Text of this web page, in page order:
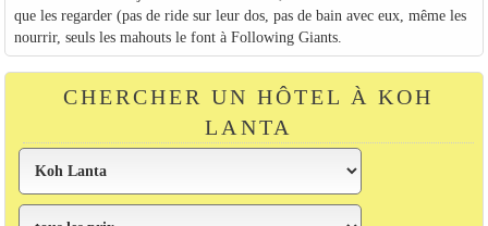
que les regarder (pas de ride sur leur dos, pas de bain avec eux, même les
nourrir, seuls les mahouts le font à Following Giants.
CHERCHER UN HÔTEL À KOH
LANTA